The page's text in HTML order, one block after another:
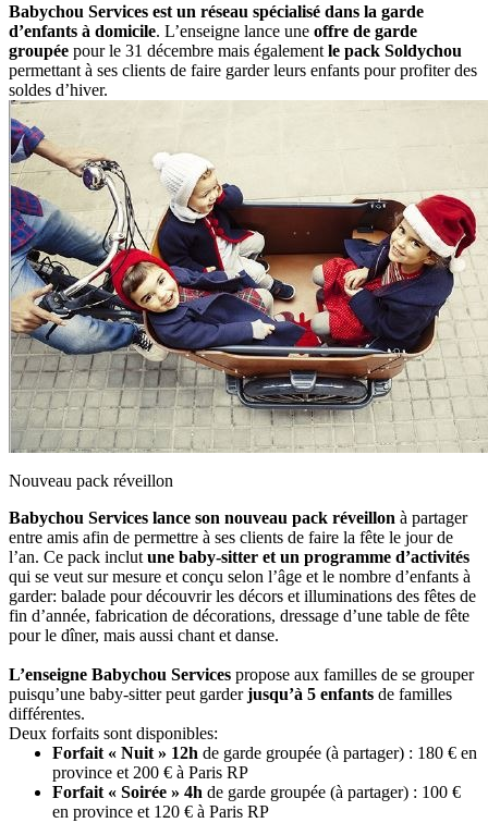
Babychou Services est un réseau spécialisé dans la garde
d’enfants à domicile. L’enseigne lance une offre de garde
groupée pour le 31 décembre mais également le pack Soldychou
permettant à ses clients de faire garder leurs enfants pour profiter des
soldes d’hiver.
Nouveau pack réveillon
Babychou Services lance son nouveau pack réveillon à partager
entre amis afin de permettre à ses clients de faire la fête le jour de
l’an. Ce pack inclut une baby-sitter et un programme d’activités
qui se veut sur mesure et conçu selon l’âge et le nombre d’enfants à
garder: balade pour découvrir les décors et illuminations des fêtes de
fin d’année, fabrication de décorations, dressage d’une table de fête
pour le dîner, mais aussi chant et danse.
L’enseigne Babychou Services propose aux familles de se grouper
puisqu’une baby-sitter peut garderjusqu’à 5 enfants de familles
différentes.
Deux forfaits sont disponibles:
Forfait « Nuit » 12h de garde groupée (à partager) : 180 € en
province et 200 € à Paris RP
Forfait « Soirée » 4h de garde groupée (à partager) : 100 €
en province et 120 € à Paris RP